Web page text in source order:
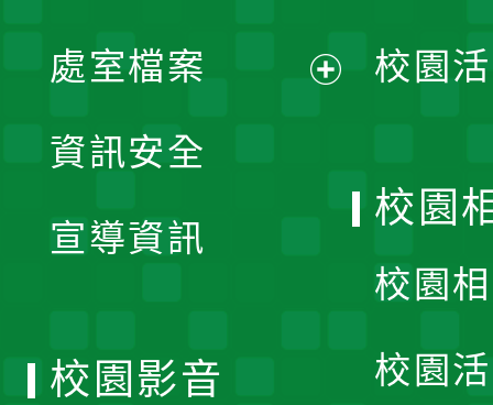
單
處室檔案
資訊安全
宣導資訊
校園
校園
校園
校園
校園影音